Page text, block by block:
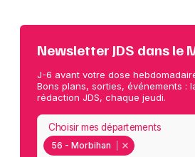
Newsletter JDS dans le
J-6 avant votre dose
Bons plans, sorties, événements :
rédaction JDS, chaque jeudi.
56 - Morbihan
Choisir mes départements